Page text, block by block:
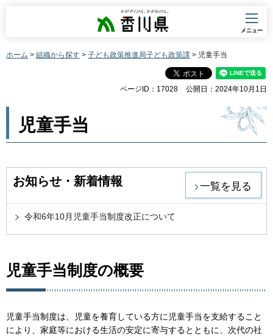
香川県
メニュー
ホーム > 組織から探す > 子ども政策推進局子ども政策課 > 児童手当
ページID：17028 公開日：2024年10月1日
児童手当
お知らせ・新着情報 一覧を見る
令和6年10月児童手当制度改正について
児童手当制度の概要
児童手当制度は、児童を養育している方に児童手当を支給すること
により、家庭等における生活の安定に寄与するとともに、次代の社